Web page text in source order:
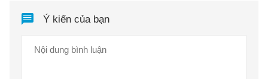
Ý kiến của bạn